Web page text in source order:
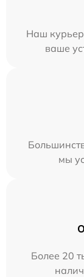
Наш курьер
ваше
мы
Более 20